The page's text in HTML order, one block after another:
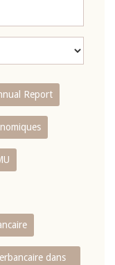
Report
dans